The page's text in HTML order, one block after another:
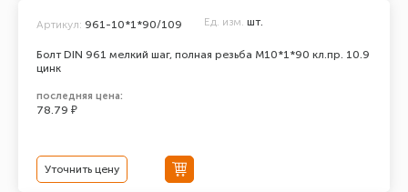
Болт DIN 961 мелкий шаг, полная резьба M10*1*90 кл.пр. 10.9
цинк
Артикул: 961-10*1*90/109 Ед. изм. шт.
последняя цена:
78.79 ₽
Уточнить цену